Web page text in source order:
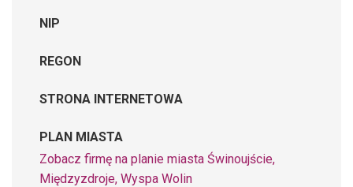
NIP
REGON
STRONA INTERNETOWA
PLAN MIASTA
Zobacz firmę na planie miasta Świnoujście,
Międzyzdroje, Wyspa Wolin